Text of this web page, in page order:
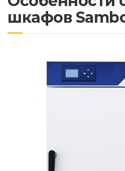
шкафов